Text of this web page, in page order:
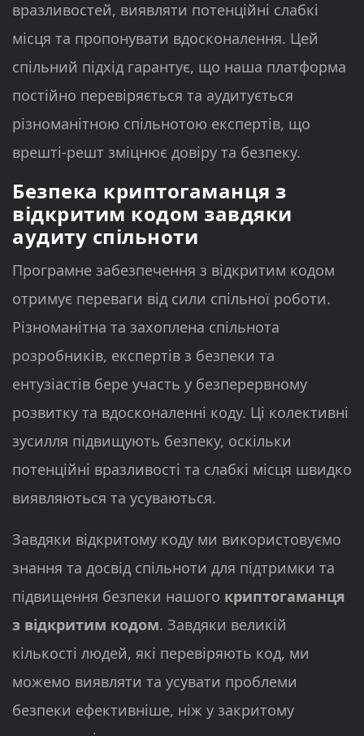
вразливостей, виявляти потенційні слабкі
місця та пропонувати вдосконалення. Цей
спільний підхід гарантує, що наша платформа
постійно перевіряється та аудитується
різноманітною спільнотою експертів, що
врешті-решт зміцнює довіру та безпеку.
Безпека криптогаманця з
відкритим кодом завдяки
аудиту спільноти
Програмне забезпечення з відкритим кодом
отримує переваги від сили спільної роботи.
Різноманітна та захоплена спільнота
розробників, експертів з безпеки та
ентузіастів бере участь у безперервному
розвитку та вдосконаленні коду. Ці колективні
зусилля підвищують безпеку, оскільки
потенційні вразливості та слабкі місця швидко
виявляються та усуваються.
Завдяки відкритому коду ми використовуємо
знання та досвід спільноти для підтримки та
підвищення безпеки нашого криптогаманця
з відкритим кодом. Завдяки великій
кількості людей, які перевіряють код, ми
можемо виявляти та усувати проблеми
безпеки ефективніше, ніж у закритому